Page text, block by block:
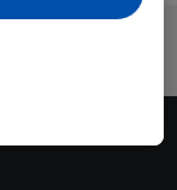
Lidl-diensten.
ook voor de